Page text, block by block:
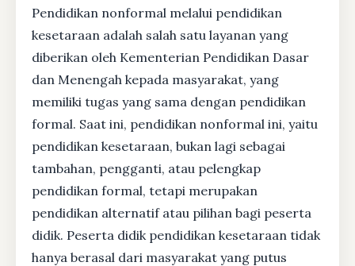
Pendidikan nonformal melalui pendidikan
kesetaraan adalah salah satu layanan yang
diberikan oleh Kementerian Pendidikan Dasar
dan Menengah kepada masyarakat, yang
memiliki tugas yang sama dengan pendidikan
formal. Saat ini, pendidikan nonformal ini, yaitu
pendidikan kesetaraan, bukan lagi sebagai
tambahan, pengganti, atau pelengkap
pendidikan formal, tetapi merupakan
pendidikan alternatif atau pilihan bagi peserta
didik. Peserta didik pendidikan kesetaraan tidak
hanya berasal dari masyarakat yang putus